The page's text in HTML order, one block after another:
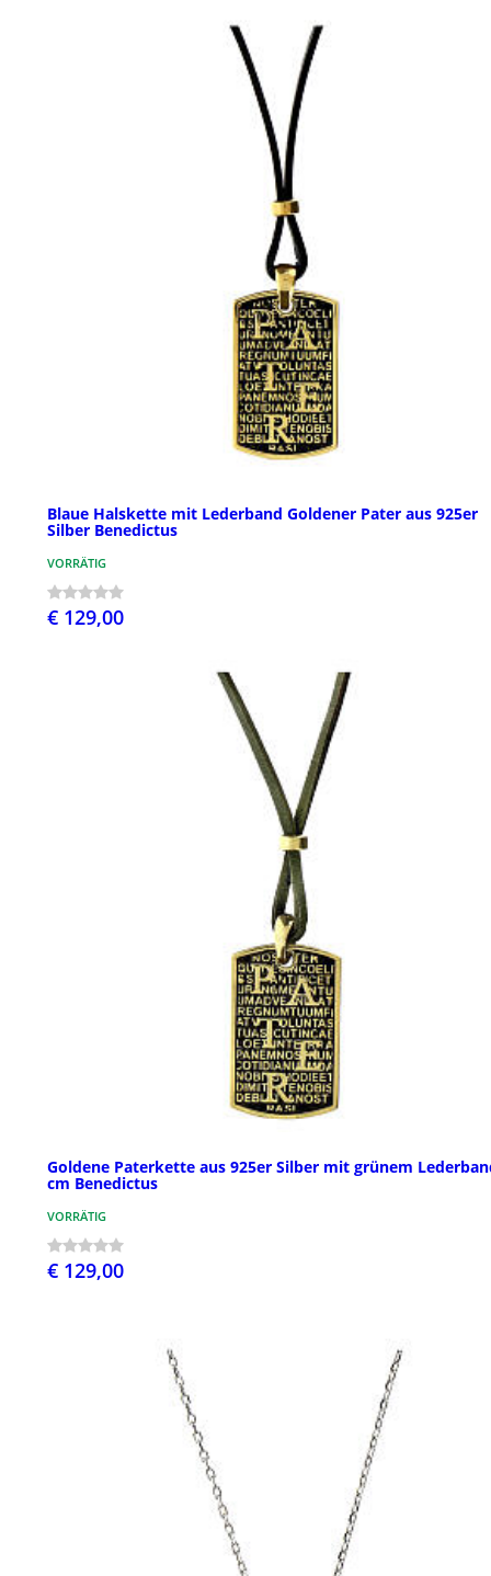
Blaue Halskette mit Lederband Goldener Pater aus 925er
Silber Benedictus
VORRÄTIG
€ 129,00
Goldene Paterkette aus 925er Silber mit grünem
cm Benedictus
VORRÄTIG
€ 129,00